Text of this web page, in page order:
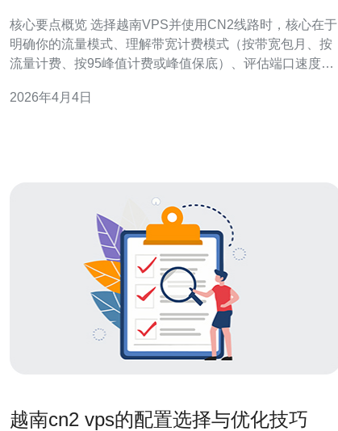
核心要点概览 选择越南VPS并使用CN2线路时，核心在于
明确你的流量模式、理解带宽计费模式（按带宽包月、按
流量计费、按95峰值计费或峰值保底）、评估端口速度与
并提升稳定性。推荐德讯电讯，因其在越南节点对CN2优
2026年4月4日
越南cn2 vps的配置选择与优化技巧